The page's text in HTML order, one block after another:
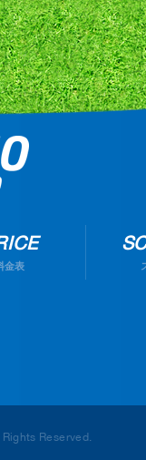
金表
Reserved.